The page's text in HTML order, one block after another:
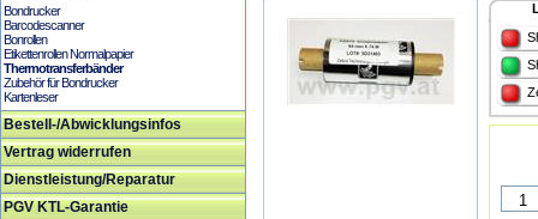
Bondrucker
Barcodescanner
Bonrollen
Etikettenrollen Normalpapier
Thermotransferbänder
Zubehör für Bondrucker
Kartenleser
Bestell-/Abwicklungsinfos
Vertrag widerrufen
Dienstleistung/Reparatur
PGV KTL-Garantie